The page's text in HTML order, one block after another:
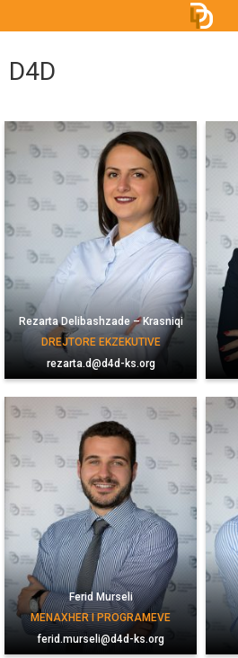
D4D
Rezarta Delibashzade – Krasniqi
DREJTORE EKZEKUTIVE
rezarta.d@d4d-ks.org
Ferid Murseli
MENAXHER I PROGRAMEVE
ferid.murseli@d4d-ks.org